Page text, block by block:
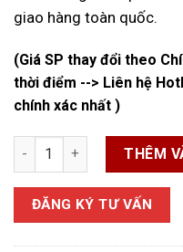
giao hàng toàn quốc.
(Giá SP thay đổi theo
thời điểm --> Liên hệ
chính xác nhất )
Hộp Đồng Hồ Nước Nhựa
THÊM
ĐĂNG KÝ TƯ VẤN